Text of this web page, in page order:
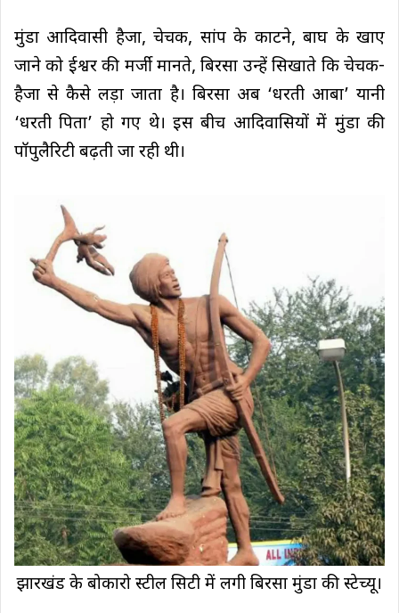
मुंडा आदिवासी हैजा, चेचक, सांप के काटने, बाघ के खाए
जाने को ईश्वर की मर्जी मानते, बिरसा उन्हें सिखाते कि चेचक-
हैजा से कैसे लड़ा जाता है। बिरसा अब ‘धरती आबा’ यानी
‘धरती पिता’ हो गए थे। इस बीच आदिवासियों में मुंडा की
पॉपुलैरिटी बढ़ती जा रही थी।
झारखंड के बोकारो स्टील सिटी में लगी बिरसा मुंडा की स्टेच्यू।